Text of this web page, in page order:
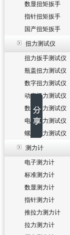
数显扭矩扳手
指针扭矩扳手
国产扭矩扳手
扭力测试仪
扭力扳手测试仪
瓶盖扭力测试仪
数字扭力测试仪
动态扭力测试仪
数显扭力测试仪
电批扭力测试仪
螺丝扭力测试仪
测力计
电子测力计
标准测力计
数显测力计
指针测力计
推拉力测力计
拉力测力计